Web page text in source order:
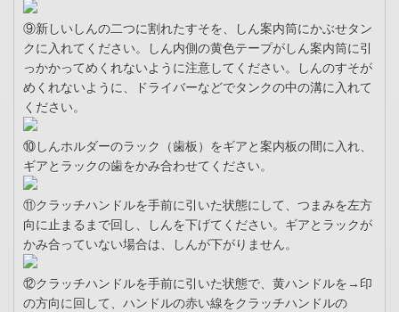
⑨新しいしんの二つに割れたすそを、しん案内筒にかぶせタン
クに入れてください。しん内側の黄色テープがしん案内筒に引
っかかってめくれないように注意してください。しんのすそが
めくれないように、ドライバーなどでタンクの中の溝に入れて
ください。
⑩しんホルダーのラック（歯板）をギアと案内板の間に入れ、
ギアとラックの歯をかみ合わせてください。
⑪クラッチハンドルを手前に引いた状態にして、つまみを左方
向に止まるまで回し、しんを下げてください。ギアとラックが
かみ合っていない場合は、しんが下がりません。
⑫クラッチハンドルを手前に引いた状態で、黄ハンドルを→印
の方向に回して、ハンドルの赤い線をクラッチハンドルの